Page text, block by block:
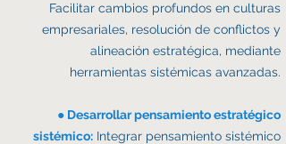
Facilitar cambios profundos en culturas
empresariales, resolución de conflictos y
alineación estratégica, mediante
herramientas sistémicas avanzadas.
● Desarrollar pensamiento estratégico
sistémico: Integrar pensamiento sistémico